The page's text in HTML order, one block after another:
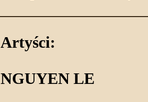
Artyści:
NGUYEN LE